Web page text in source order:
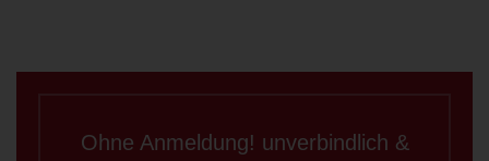
Ohne Anmeldung! unverbindlich &